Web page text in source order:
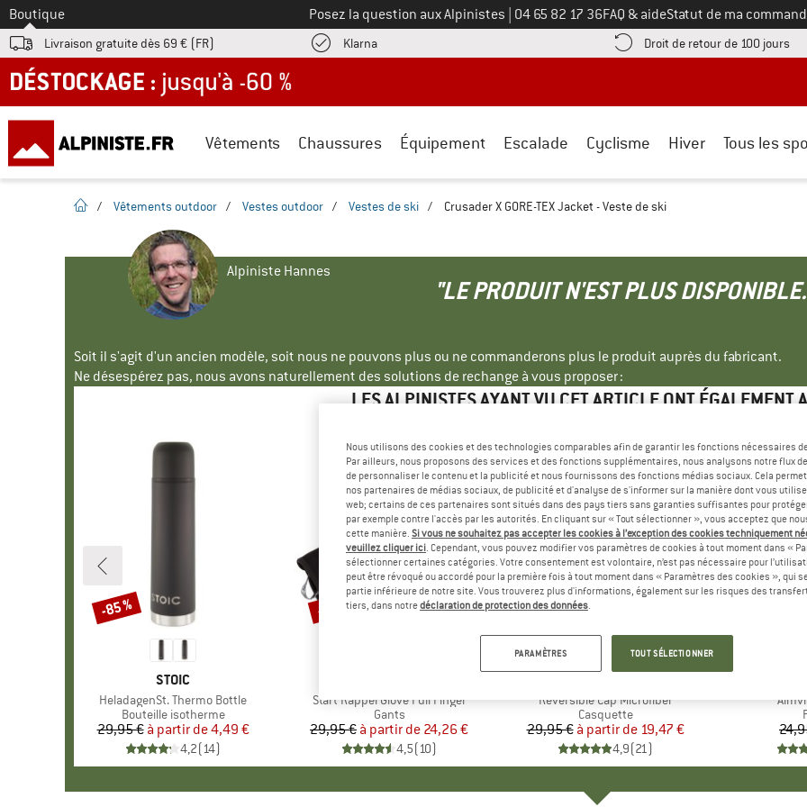
Vers le
Boutique Posez la question aux Alpinistes Appelez-nous au
04 65 82 17 36FAQ & aideStatut de ma
Livraison gratuite dès 69 € (FR) KlarnaTrouve les informations de paiement ici ! Ouvre une boîte d'information
Droit de retour de 100 jours
DÉSTOCKAGE : jusqu'à -60 %
Vêtements Chaussures Équipement Escalade Cyclisme Hiver Tous les
Page d'accueil
/ Vêtements outdoor / Vestes outdoor / Vestes de ski / Crusader X GORE-TEX Jacket - Veste de ski
Alpiniste Hannes
"LE PRODUIT N'EST PLUS
Soit il s'agit d'un ancien modèle, soit nous ne pouvons plus ou ne commanderons plus le produit auprès du fabricant.
Ne désespérez pas, nous avons naturellement des solutions de rechange à vous proposer :
LES ALPINISTES AYANT VU CET ARTICLE ONT ÉGALEMENT
MARQUE
STOIC
Article
HeladagenSt. Thermo Bottle
Product group
Bouteille isotherme
Prix
29,95 € Prix réduit
à partir de4,49 €
4,2(14)
Remise
-85 %
Article
Start Rappel Glove Full Finger
Product group
Gants
Prix
29,95 € Prix réduit
à partir de 24,26 €
4,5(10)
Remise
-19 %
+1
Article
Reversible Cap Microfiber
Product group
Casquette
Prix
29,95 € Prix réduit
à partir de 19,47 €
4,9(21)
Remise
Jusqu'à -35 %
Nous utilisons des cookies et des technologies comparables afin de garantir les fonctions nécessaires
Par ailleurs, nous proposons des services et des fonctions supplémentaires, nous analysons notre flux
de personnaliser le contenu et la publicité et nous fournissons des fonctions médias sociaux. Cela
nos partenaires de médias sociaux, de publicité et d'analyse de s'informer sur la manière dont vous
web; certains de ces partenaires sont situés dans des pays tiers sans garanties suffisantes pour
par exemple contre l'accès par les autorités. En cliquant sur « Tout sélectionner », vous acceptez que
cette manière. Si vous ne souhaitez pas accepter les cookies à l’exception des cookies techniquement
veuillez cliquer ici. Cependant, vous pouvez modifier vos paramètres de cookies à tout moment dans «
sélectionner certaines catégories. Votre consentement est volontaire, n’est pas nécessaire pour
peut être révoqué ou accordé pour la première fois à tout moment dans « Paramètres des cookies », qui
partie inférieure de notre site. Vous trouverez plus d'informations, également sur les risques des
tiers, dans notredéclaration de protection des données.
PARAMÈTRES TOUT SÉLECTIONNER